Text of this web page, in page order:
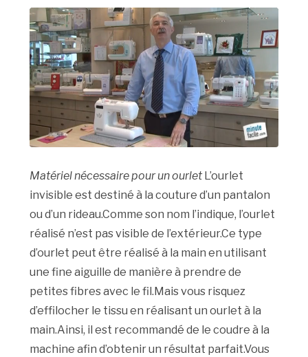
Matériel nécessaire pour un ourletL’ourlet
invisible est destiné à la couture d’un pantalon
ou d’un rideau.Comme son nom l’indique, l’ourlet
réalisé n’est pas visible de l’extérieur.Ce type
d’ourlet peut être réalisé à la main en utilisant
une fine aiguille de manière à prendre de
petites fibres avec le fil.Mais vous risquez
d’effilocher le tissu en réalisant un ourlet à la
main.Ainsi, il est recommandé de le coudre à la
machine afin d’obtenir un résultat parfait.Vous